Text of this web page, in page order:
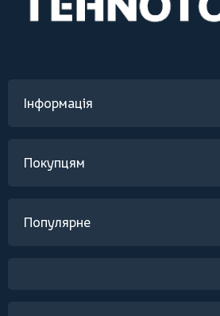
Інформація
Покупцям
Популярне